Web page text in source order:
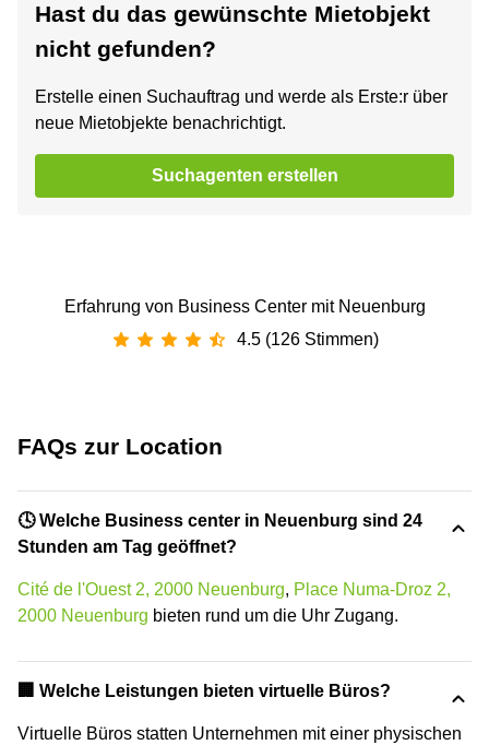
Hast du das gewünschte Mietobjekt
nicht gefunden?
Erstelle einen Suchauftrag und werde als Erste:r über
neue Mietobjekte benachrichtigt.
Suchagenten erstellen
Erfahrung von Business Center mit Neuenburg
4.5 (126 Stimmen)
FAQs zur Location
🕓 Welche Business center in Neuenburg sind 24
Stunden am Tag geöffnet?
Cité de l'Ouest 2, 2000 Neuenburg, Place Numa-Droz 2,
2000 Neuenburg bieten rund um die Uhr Zugang.
🏢 Welche Leistungen bieten virtuelle Büros?
Virtuelle Büros statten Unternehmen mit einer physischen